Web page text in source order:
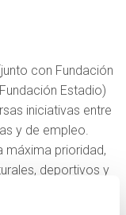
con Fundación
Estadio)
iniciativas entre
y de empleo.
máxima prioridad,
deportivos y
y el medio